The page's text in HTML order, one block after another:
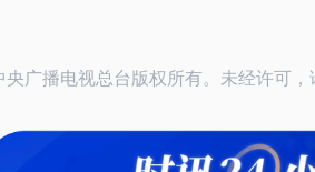
广播电视总台版权所有。未经许可，